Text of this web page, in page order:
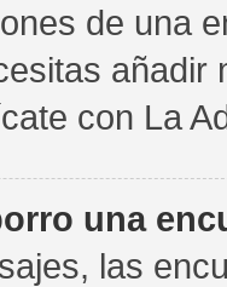
de una
añadir
con La
una
las